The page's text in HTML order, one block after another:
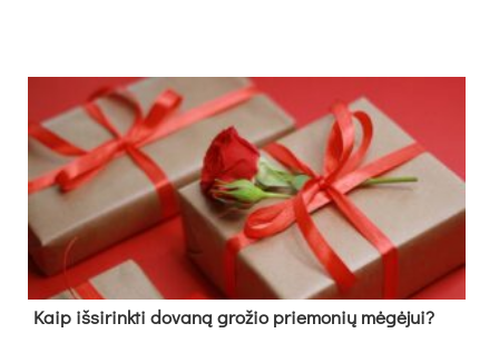
Kaip išsirinkti dovaną grožio priemonių mėgėjui?